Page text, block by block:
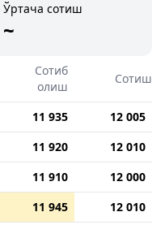
Ўртача сотиш
~
Сотиб
олиш
Сотиш
11 935
12 005
11 920
12 010
11 910
12 000
11 945
12 010